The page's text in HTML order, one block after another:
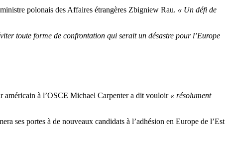
polonais des Affaires étrangères Zbigniew Rau. « Un défi de
toute forme de confrontation qui serait un désastre pour l’Europe
américain à l’OSCE Michael Carpenter a dit vouloir « résolument
ses portes à de nouveaux candidats à l’adhésion en Europe de l’Est